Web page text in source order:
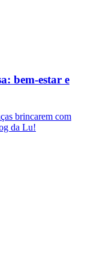
bem-estar e
brincarem com
da Lu!